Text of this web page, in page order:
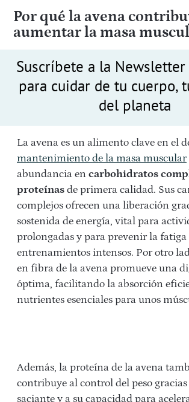
Por qué la avena
aumentar la masa
Suscríbete a la
para cuidar de tu cuerpo,
del planeta
La avena es un alimento clave en el
mantenimiento de la masa muscular
abundancia en carbohidratos
proteínas de primera calidad. Sus
complejos ofrecen una liberación
sostenida de energía, vital para
prolongadas y para prevenir la
entrenamientos intensos. Por otro
en fibra de la avena promueve una
óptima, facilitando la absorción
nutrientes esenciales para unos
Además, la proteína de la avena
contribuye al control del peso gracias
saciante y a su capacidad para